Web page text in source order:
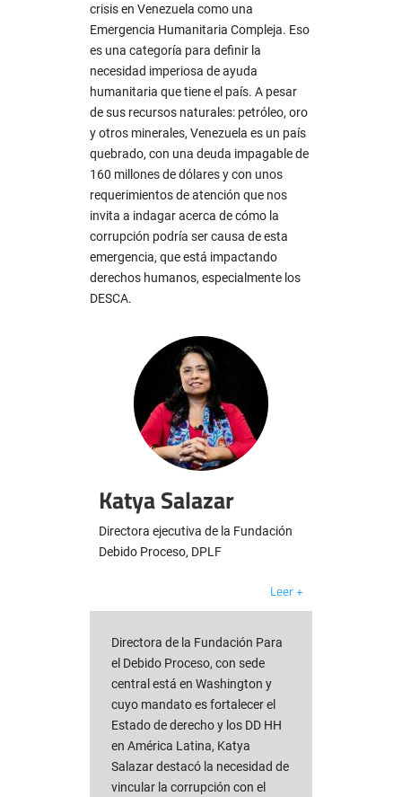
crisis en Venezuela como una
Emergencia Humanitaria Compleja. Eso
es una categoría para definir la
necesidad imperiosa de ayuda
humanitaria que tiene el país. A pesar
de sus recursos naturales: petróleo, oro
y otros minerales, Venezuela es un país
quebrado, con una deuda impagable de
160 millones de dólares y con unos
requerimientos de atención que nos
invita a indagar acerca de cómo la
corrupción podría ser causa de esta
emergencia, que está impactando
derechos humanos, especialmente los
DESCA.
Katya Salazar
Directora ejecutiva de la Fundación
Debido Proceso, DPLF
Leer +
Directora de la Fundación Para
el Debido Proceso, con sede
central está en Washington y
cuyo mandato es fortalecer el
Estado de derecho y los DD HH
en América Latina, Katya
Salazar destacó la necesidad de
vincular la corrupción con el